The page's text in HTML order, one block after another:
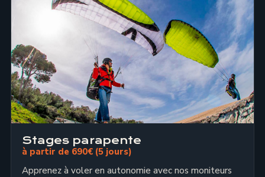
Stages parapente
à partir de 690€ (5 jours)
Apprenez à voler en autonomie avec nos moniteurs